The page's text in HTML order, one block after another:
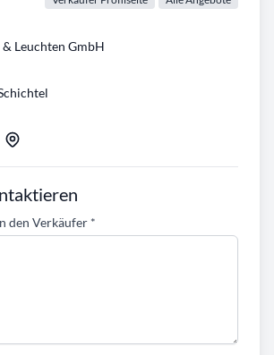
Leuchten GmbH
den Verkäufer *